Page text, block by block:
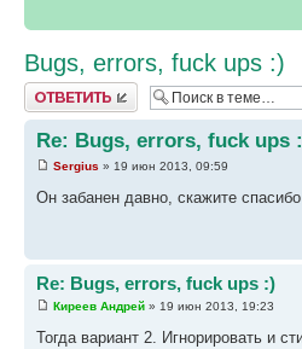
Bugs, errors, fuck ups :)
Ответить
Re: Bugs, errors, fuck ups
Sergius » 19 июн 2013, 09:59
Он забанен давно, скажите
Re: Bugs, errors, fuck ups :)
Киреев Андрей » 19 июн 2013, 19:23
Тогда вариант 2. Игнорировать и